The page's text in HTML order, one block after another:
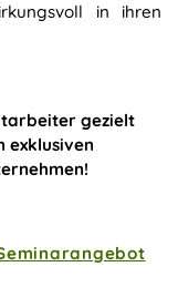
in ihren
gezielt
exklusiven